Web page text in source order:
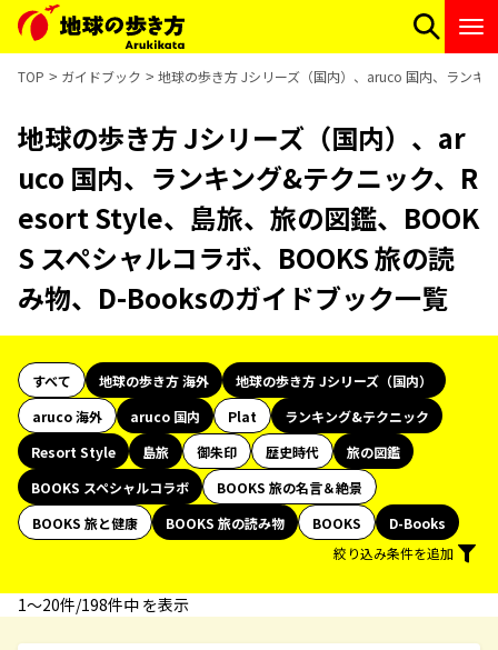
TOP ガイドブック 地球の歩き方 Jシリーズ（国内）、aruco 国内、ランキ
地球の歩き方 Jシリーズ（国内）、ar
uco 国内、ランキング&テクニック、R
esort Style、島旅、旅の図鑑、BOOK
S スペシャルコラボ、BOOKS 旅の読
み物、D-Booksのガイドブック一覧
すべて 地球の歩き方 海外
地球の歩き方 Jシリーズ（国内）
aruco 海外
aruco 国内 Plat
ランキング&テクニック
Resort Style
島旅 御朱印 歴史時代
旅の図鑑
BOOKS スペシャルコラボ
BOOKS 旅の名言＆絶景
BOOKS 旅と健康
BOOKS 旅の読み物 BOOKS
D-Books
絞り込み条件を追加
1〜20件/198件中 を表示